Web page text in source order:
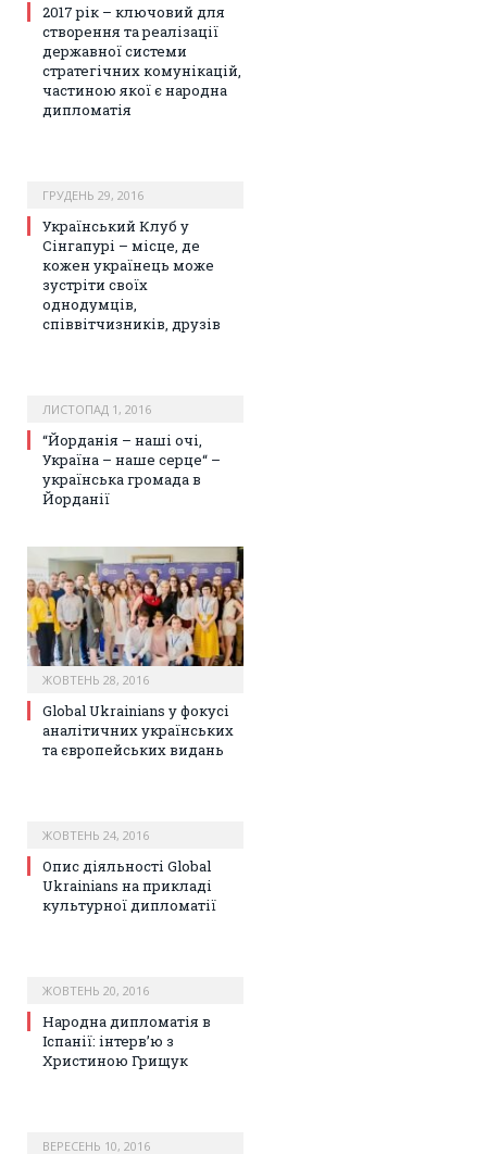
2017 рік – ключовий для
створення та реалізації
державної системи
стратегічних комунікацій,
частиною якої є народна
дипломатія
ГРУДЕНЬ 29, 2016
Український Клуб у
Сінгапурі – місце, де
кожен українець може
зустріти своїх
однодумців,
співвітчизників, друзів
ЛИСТОПАД 1, 2016
“Йорданія – наші очі,
Україна – наше серце“ –
українська громада в
Йорданії
ЖОВТЕНЬ 28, 2016
Global Ukrainians у фокусі
аналітичних українських
та європейських видань
ЖОВТЕНЬ 24, 2016
Опис діяльності Global
Ukrainians на прикладі
культурної дипломатії
ЖОВТЕНЬ 20, 2016
Народна дипломатія в
Іспанії: інтерв’ю з
Христиною Грищук
ВЕРЕСЕНЬ 10, 2016